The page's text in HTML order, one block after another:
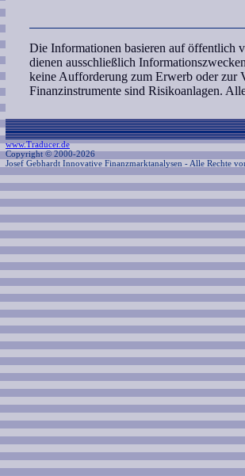
Die Informationen basieren auf öffentlich
dienen ausschließlich
keine Aufforderung zum Erwerb oder zur
Finanzinstrumente sind Risikoanlagen.
www.Traducer.de
Copyright © 2000-2026
Josef Gebhardt Innovative Finanzmarktanalysen - Alle Rechte